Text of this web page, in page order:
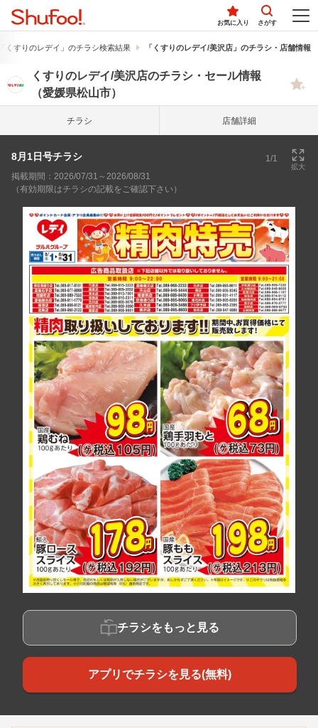
お気に入り さがす
くすりのレデイ」のチラシ検索結果 「くすりのレデイ/美沢店」のチラシ・店舗情報
くすりのレデイ/美沢店のチラシ・セール情報
（愛媛県松山市）
チラシ 店舗詳細
8月1日号チラシ 1/1
拡大
掲載期間：2026/07/31～2026/08/31
（有効期限はチラシの記載をご確認下さい）
チラシをもっと見る
アプリでチラシを見る(無料)